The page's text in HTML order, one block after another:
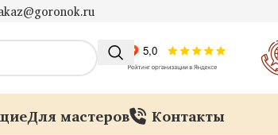
Для мастеров Контакты